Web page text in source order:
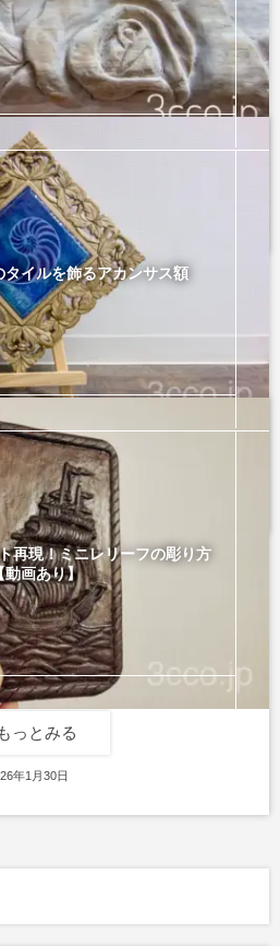
小物
年8月31日
タイルを飾るアカンサス額
フォトフレーム
年6月2日
再現！ミニレリーフの彫り方
動画あり】
レリーフ
年1月30日
もっとみる